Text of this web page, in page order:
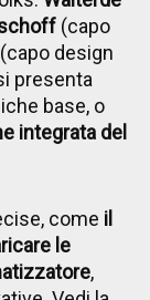
(capo
(capo design
presenta
base, o
integrata del
come il
le
,